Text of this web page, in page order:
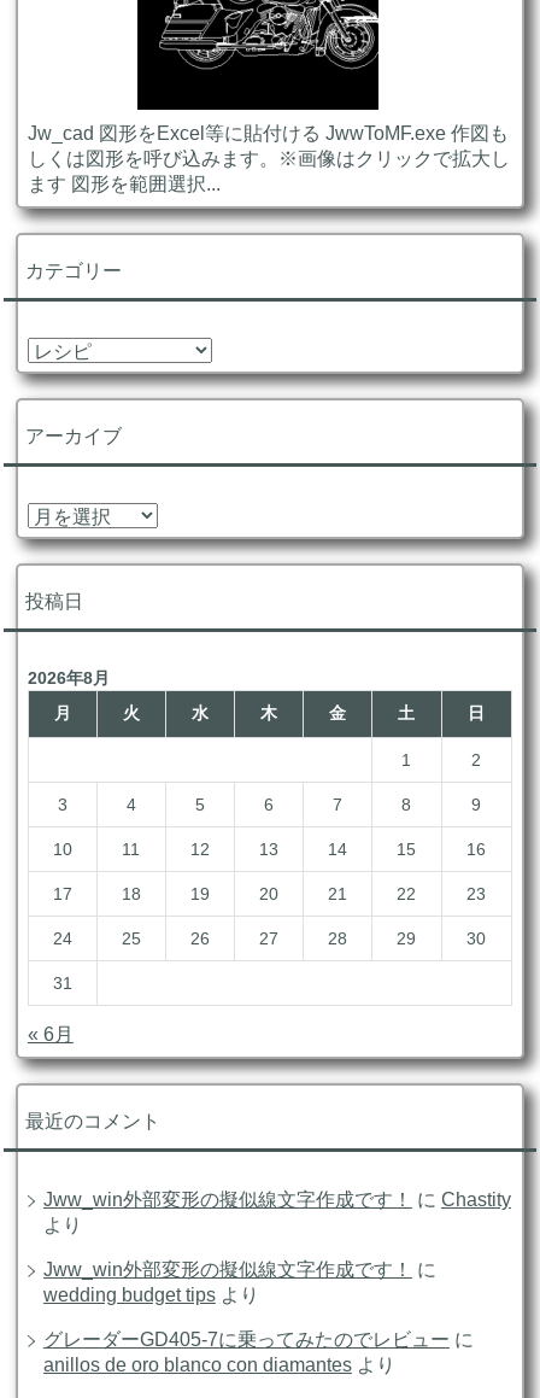
Jw_cad 図形をExcel等に貼付ける JwwToMF.exe 作図も
しくは図形を呼び込みます。※画像はクリックで拡大し
ます 図形を範囲選択...
カテゴリー
カ
テ
ゴ
ー
アーカイブ
ア
ー
カ
イ
ブ
投稿日
2026年8月
月
火 水 木 金 土 日
1 2
3 4 5 6 7 8 9
10 11 12 13 14 15 16
17 18 19 20 21 22 23
24 25 26 27 28 29 30
31
« 6月
最近のコメント
Jww_win外部変形の擬似線文字作成です！ に Chastity
より
Jww_win外部変形の擬似線文字作成です！
に
wedding budget tipsより
グレーダーGD405-7に乗ってみたのでレビュー に
anillos de oro blanco con diamantesより